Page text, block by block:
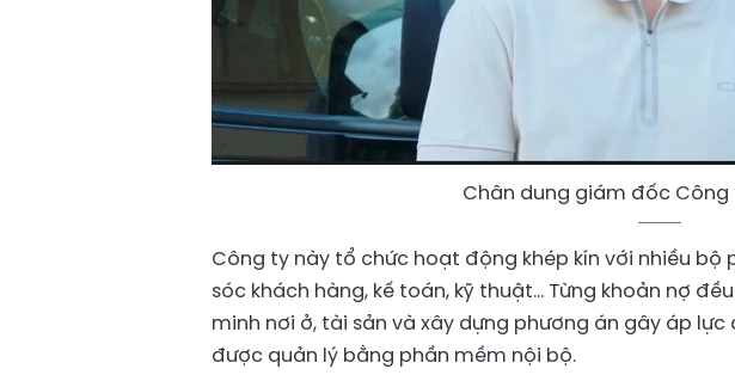
Chân dung giám đốc Công
Công ty này tổ chức hoạt động khép kín với nhiều bộ
sóc khách hàng, kế toán, kỹ thuật… Từng khoản nợ
minh nơi ở, tài sản và xây dựng phương án gây áp
được quản lý bằng phần mềm nội bộ.